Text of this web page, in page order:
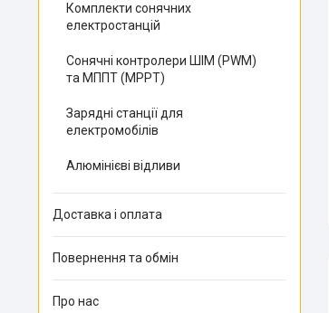
Комплекти сонячних
електростанцій
Сонячні контролери ШІМ (PWM)
та МППТ (MPPT)
Зарядні станції для
електромобілів
Алюмінієві відливи
Доставка і оплата
Повернення та обмін
Про нас